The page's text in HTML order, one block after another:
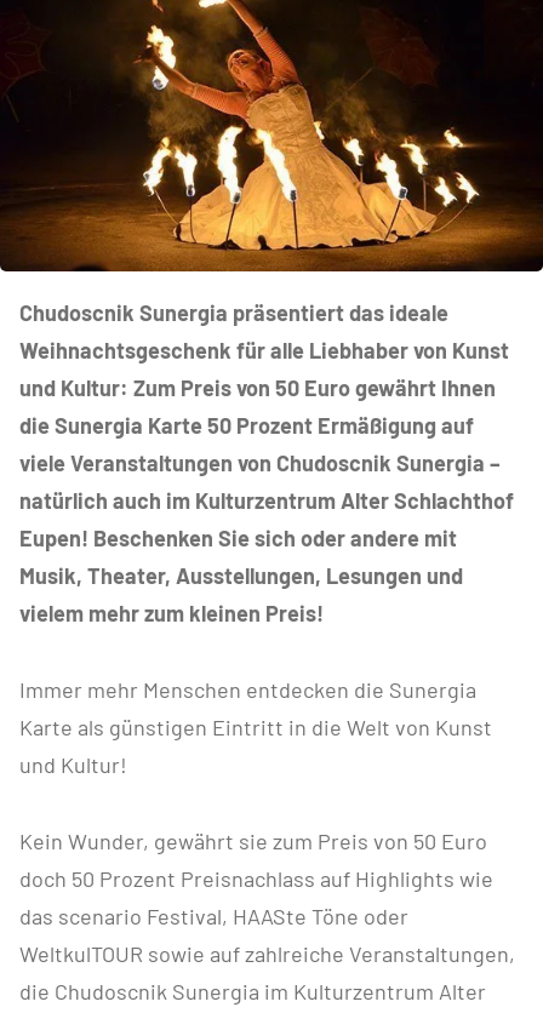
Chudoscnik Sunergia präsentiert das ideale
Weihnachtsgeschenk für alle Liebhaber von Kunst
und Kultur: Zum Preis von 50 Euro gewährt Ihnen
die Sunergia Karte 50 Prozent Ermäßigung auf
viele Veranstaltungen von Chudoscnik Sunergia –
natürlich auch im Kulturzentrum Alter Schlachthof
Eupen! Beschenken Sie sich oder andere mit
Musik, Theater, Ausstellungen, Lesungen und
vielem mehr zum kleinen Preis!
Immer mehr Menschen entdecken die Sunergia
Karte als günstigen Eintritt in die Welt von Kunst
und Kultur!
Kein Wunder, gewährt sie zum Preis von 50 Euro
doch 50 Prozent Preisnachlass auf Highlights wie
das scenario Festival, HAASte Töne oder
WeltkulTOUR sowie auf zahlreiche Veranstaltungen,
die Chudoscnik Sunergia im Kulturzentrum Alter